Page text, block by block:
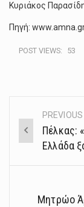
Κυριάκος
Πηγή:
POST VIEWS: 53
PostΠέλκας:
Ελλάδα
Μητρώο